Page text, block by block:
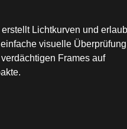
erstellt Lichtkurven und
visuelle Überprüfung
Frames auf